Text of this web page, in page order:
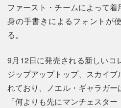
ファースト・チームによって
身の手書きによるフォントが
る。
9月12日に発売される新しいコ
ジップアップトップ、スカイ
れており、ノエル・ギャラガー
「何よりも先にマンチェスタ